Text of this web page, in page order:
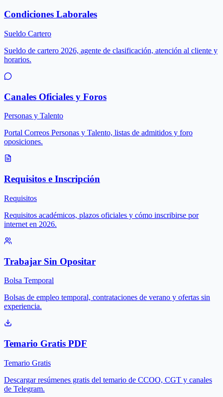
Condiciones Laborales
Sueldo Cartero
Sueldo de cartero 2026, agente de clasificación, atención al cliente y
horarios.
Canales Oficiales y Foros
Personas y Talento
Portal Correos Personas y Talento, listas de admitidos y foro
oposiciones.
Requisitos e Inscripción
Requisitos
Requisitos académicos, plazos oficiales y cómo inscribirse por
internet en 2026.
Trabajar Sin Opositar
Bolsa Temporal
Bolsas de empleo temporal, contrataciones de verano y ofertas sin
experiencia.
Temario Gratis PDF
Temario Gratis
Descargar resúmenes gratis del temario de CCOO, CGT y canales
de Telegram.